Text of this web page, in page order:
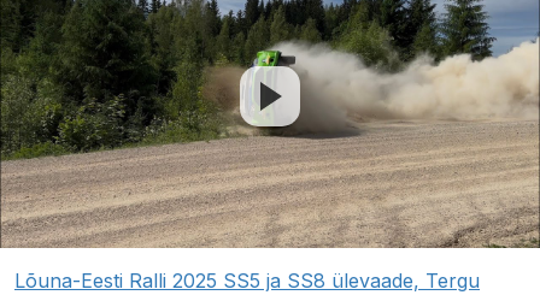
Lõuna-Eesti Ralli 2025 SS5 ja SS8 ülevaade, Tergu